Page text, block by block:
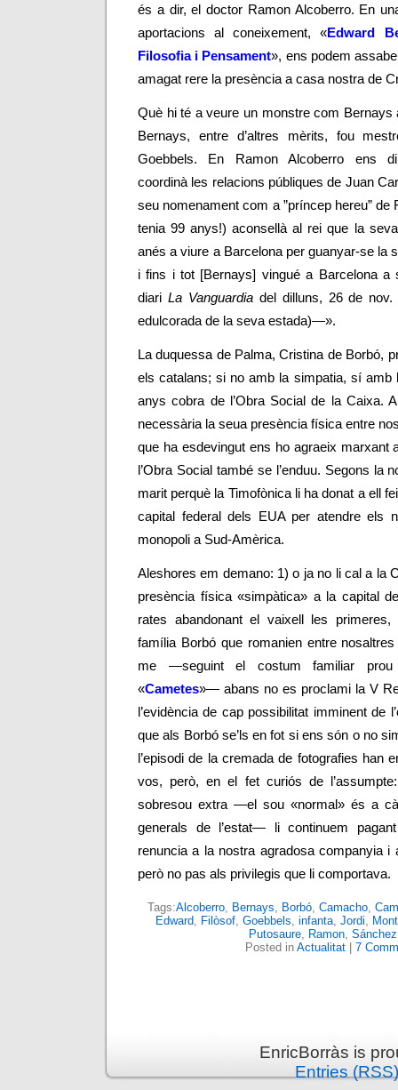
és a dir, el doctor Ramon Alcoberro. En
aportacions al coneixement, «Edward
Filosofia i Pensament», ens podem
amagat rere la presència a casa nostra de
Què hi té a veure un monstre com Bernays
Bernays, entre d’altres mèrits, fou
Goebbels. En Ramon Alcoberro ens
coordinà les relacions públiques de Juan
seu nomenament com a ”príncep hereu” de
tenia 99 anys!) aconsellà al rei que la
anés a viure a Barcelona per guanyar-se la
i fins i tot [Bernays] vingué a Barcelona a
diari La Vanguardiadel dilluns, 26 de nov.
edulcorada de la seva estada)—».
La duquessa de Palma, Cristina de Borbó,
els catalans; si no amb la simpatia, sí amb
anys cobra de l’Obra Social de la Caixa.
necessària la seua presència física entre
que ha esdevingut ens ho agraeix marxant
l’Obra Social també se l’enduu. Segons la
marit perquè la Timofònica li ha donat a ell
capital federal dels EUA per atendre els
monopoli a Sud-Amèrica.
Aleshores em demano: 1) o ja no li cal a la
presència física «simpàtica» a la capital
rates abandonant el vaixell les
família Borbó que romanien entre
me —seguint el costum familiar
«Cametes»— abans no es proclami la V
l’evidència de cap possibilitat imminent de
que als Borbó se’ls en fot si ens són o no
l’episodi de la cremada de fotografies han
vos, però, en el fet curiós de
sobresou extra —el sou «normal» és a
generals de l’estat— li continuem
renuncia a la nostra agradosa companyia i
però no pas als privilegis que li comportava.
Tags:Alcoberro, Bernays, Borbó, Camacho,
Edward, Filòsof, Goebbels, infanta, Jordi,
Putosaure, Ramon, Sánchez
Posted in Actualitat| 7
EnricBorràs is
Entries (RSS)